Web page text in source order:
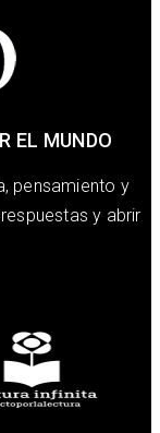
EL MUNDO
pensamiento y
y abrir